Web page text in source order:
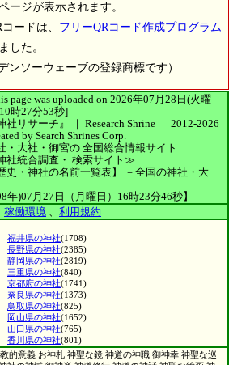
ージが表示されます。
ードは、 フリーQRコード作成プログラム
した。
ンソーウェーブの登録商標です）
page was uploaded on 2026年07月28日(火曜
時27分53秒]
社リサーチ』 ｜ Research Shrine ｜ 2012-2026
by Search Shrines Corp.
・大社・御宮の 全国総合情報サイト
社統合調査・ 検索サイト≫
史・神社の名前一覧表】
－全国の神社・大
年)07月27日（月曜日）16時23分46秒】
稼働環境 、 利用規約
福井県の神社(1708)
長野県の神社(2385)
静岡県の神社(2819)
三重県の神社(840)
京都府の神社(1741)
奈良県の神社(1373)
鳥取県の神社(825)
岡山県の神社(1652)
山口県の神社(765)
香川県の神社(801)
的意義 お神札 神聖な鏡 神道の神職 御神幸 神聖な巡